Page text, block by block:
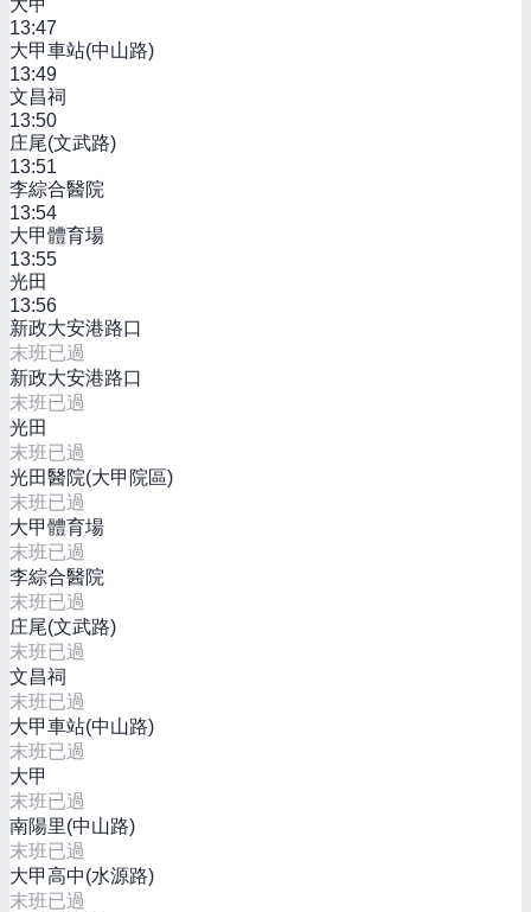
13:47
大甲車站(中山路)
13:49
文昌祠
13:50
庄尾(文武路)
13:51
李綜合醫院
13:54
大甲體育場
13:55
光田
13:56
新政大安港路口
末班已過
新政大安港路口
末班已過
光田
末班已過
光田醫院(大甲院區)
末班已過
大甲體育場
末班已過
李綜合醫院
末班已過
庄尾(文武路)
末班已過
文昌祠
末班已過
大甲車站(中山路)
末班已過
大甲
末班已過
南陽里(中山路)
末班已過
大甲高中(水源路)
末班已過